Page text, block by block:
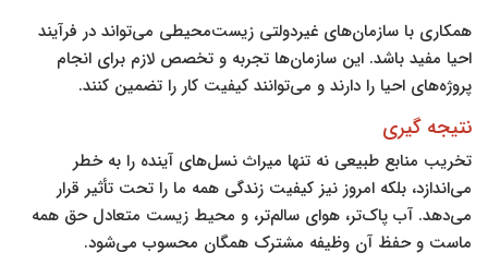
همکاری با سازمان‌های غیردولتی زیست‌محیطی می‌تواند در فرآیند
احیا مفید باشد. این سازمان‌ها تجربه و تخصص لازم برای انجام
پروژه‌های احیا را دارند و می‌توانند کیفیت کار را تضمین کنند.
نتیجه گیری
تخریب منابع طبیعی نه تنها میراث نسل‌های آینده را به خطر
می‌اندازد، بلکه امروز نیز کیفیت زندگی همه ما را تحت تأثیر قرار
می‌دهد. آب پاک‌تر، هوای سالم‌تر، و محیط زیست متعادل حق همه
ماست و حفظ آن وظیفه مشترک همگان محسوب می‌شود.